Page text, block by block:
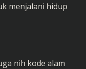
menjalani hidup
nih kode alam